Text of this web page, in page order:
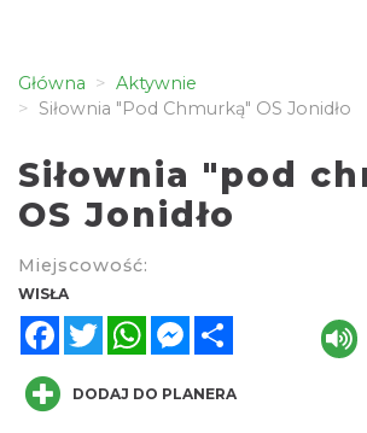
Główna
Aktywnie
Siłownia "pod Chmurką" OS Jonidło
Siłownia "pod
OS Jonidło
Miejscowość:
WISŁA
FacebookTwitterWhatsAppMessenger
DODAJ DO PLANERA